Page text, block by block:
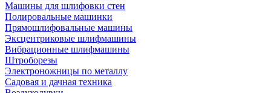
Машины для шлифовки стен
Полировальные машинки
Прямошлифовальные машины
Эксцентриковые шлифмашины
Вибрационные шлифмашины
Штроборезы
Электроножницы по металлу
Садовая и дачная техника